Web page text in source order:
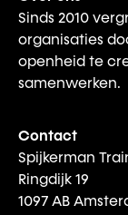
Sinds 2010
organisaties
openheid te
samenwerken.
Contact
Spijkerman
Ringdijk 19
1097 AB